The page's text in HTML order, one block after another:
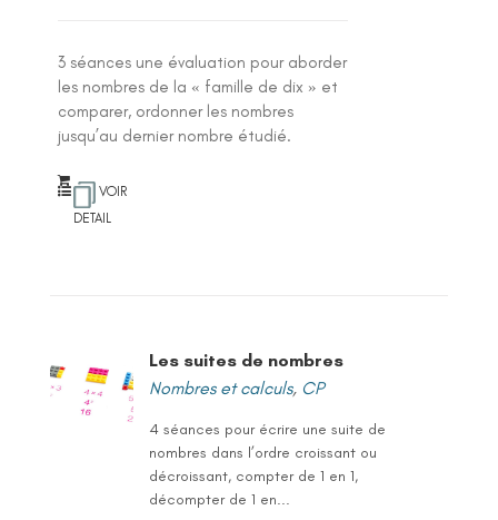
3 séances une évaluation pour aborder
les nombres de la « famille de dix » et
comparer, ordonner les nombres
jusqu’au dernier nombre étudié.
VOIR
DETAIL
Les suites de nombres
Nombres et calculs, CP
4 séances pour écrire une suite de
nombres dans l’ordre croissant ou
décroissant, compter de 1 en 1,
décompter de 1 en...